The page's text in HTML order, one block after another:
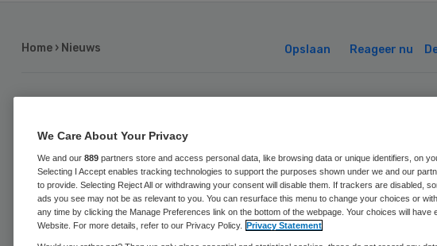
Home › Nieuws Opslaan Reageer nu
Jarig Fatima schrapt
optreden Jan Smit
We Care About Your Privacy
We and our 889 partners store and access personal data, like browsing data or unique identifiers, on
Selecting I Accept enables tracking technologies to support the purposes shown under we and our
to provide. Selecting Reject All or withdrawing your consent will disable them. If trackers are disabled,
ads you see may not be as relevant to you. You can resurface this menu to change your choices or
any time by clicking the Manage Preferences link on the bottom of the webpage. Your choices will have
Website. For more details, refer to our Privacy Policy. Privacy Statement